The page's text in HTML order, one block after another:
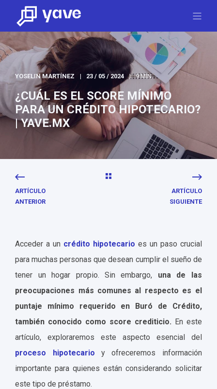
YOSELIN MARTÍNEZ 23 / 05 / 2024 9 MIN.
¿CUÁL ES EL SCORE MÍNIMO
PARA UN CRÉDITO HIPOTECARIO?
| YAVE.MX
ARTÍCULO
ANTERIOR
ARTÍCULO
SIGUIENTE
Acceder a un crédito hipotecario es un paso crucial
para muchas personas que desean cumplir el sueño de
tener un hogar propio. Sin embargo, una de las
preocupaciones más comunes al respecto es el
puntaje mínimo requerido en Buró de Crédito,
también conocido como score crediticio. En este
artículo, exploraremos este aspecto esencial del
proceso hipotecario y ofreceremos información
importante para quienes están considerando solicitar
este tipo de préstamo.